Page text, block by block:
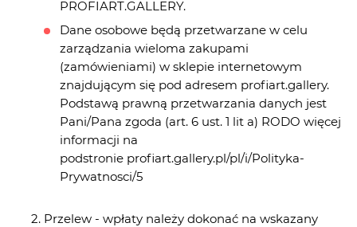
PROFIART.GALLERY.
Dane osobowe będą przetwarzane w celu
zarządzania wieloma zakupami
(zamówieniami) w sklepie internetowym
znajdującym się pod adresem profiart.gallery.
Podstawą prawną przetwarzania danych jest
Pani/Pana zgoda (art. 6 ust. 1 lit a) RODO więcej
informacji na
podstronie profiart.gallery.pl/pl/i/Polityka-
Prywatnosci/5
Przelew - wpłaty należy dokonać na wskazany